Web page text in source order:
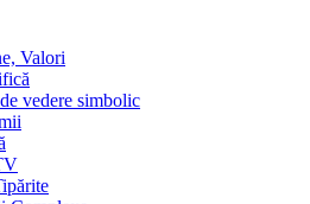
Valori
vedere simbolic